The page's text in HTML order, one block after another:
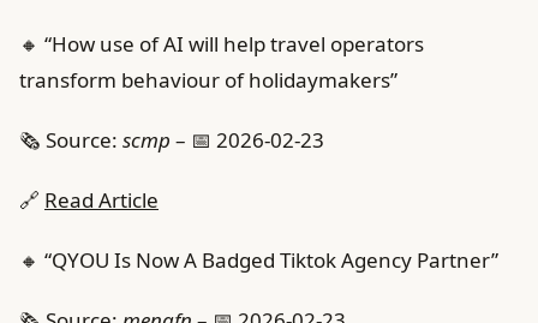
🔸 “How use of AI will help travel operators
transform behaviour of holidaymakers”
🗞️ Source: scmp – 📅 2026-02-23
🔗 Read Article
🔸 “QYOU Is Now A Badged Tiktok Agency Partner”